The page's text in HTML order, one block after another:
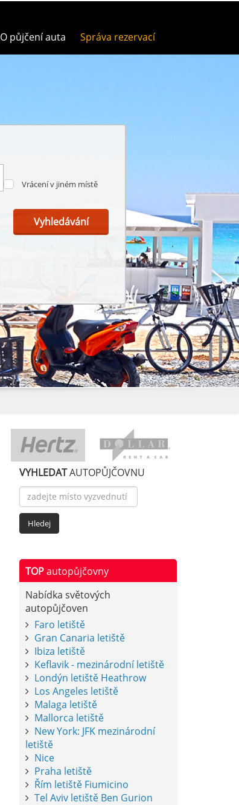
O půjčení auta Správa rezervací
Vrácení v jiném místě
Vyhledávání
VYHLEDATAUTOPŮJČOVNU
TOPautopůjčovny
Nabídka světových
autopůjčoven
Faro letiště
Gran Canaria letiště
Ibiza letiště
Keflavik - mezinárodní letiště
Londýn letiště Heathrow
Los Angeles letiště
Malaga letiště
Mallorca letiště
New York: JFK mezinárodní
letiště
Nice
Praha letiště
Řím letiště Fiumicino
Tel Aviv letiště Ben Gurion